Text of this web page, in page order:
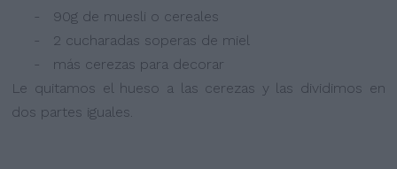
- 90g de muesli o cereales
- 2 cucharadas soperas de miel
- más cerezas para decorar
Le quitamos el hueso a las cerezas y las dividimos en
dos partes iguales.